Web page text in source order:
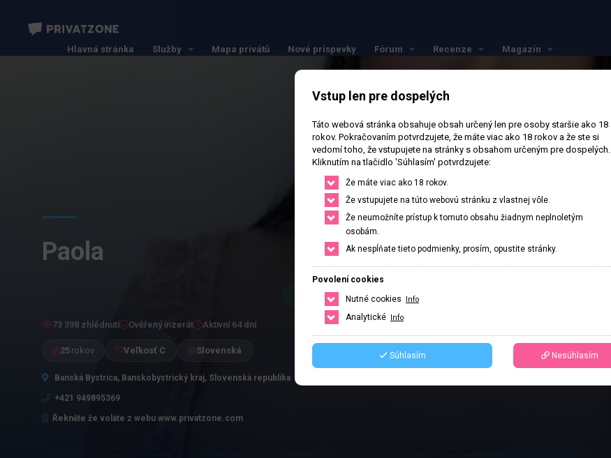
Hlavná stránka Služby Mapa privátů Nové príspevky Fórum Recenze Magazín
Paola
Právě otevřeno · Zavírá v 23
73 398 zhlédnutí Ověřený inzerát Aktivní 64 dní
25 rokov Veľkosť C Slovenská
Banská Bystrica, Banskobystrický kraj, Slovenská republika
+421 949895369
Řekněte že voláte z webu www.privatzone.com
Vstup len pre dospelých
Táto webová stránka obsahuje obsah určený len pre osoby staršie ako 18
rokov. Pokračovaním potvrdzujete, že máte viac ako 18 rokov a že ste si
vedomí toho, že vstupujete na stránky s obsahom určeným pre dospelých.
Kliknutím na tlačidlo 'Súhlasím' potvrdzujete:
Že máte viac ako 18 rokov.
Že vstupujete na túto webovú stránku z vlastnej vôle.
Že neumožníte prístup k tomuto obsahu žiadnym neplnoletým
osobám.
Ak nespĺňate tieto podmienky, prosím, opustite stránky.
Povolení cookies
Nutné cookies
Info
Analytické Info
Súhlasím Nesúhlasím